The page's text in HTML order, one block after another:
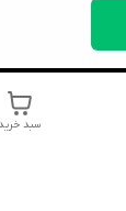
سبد